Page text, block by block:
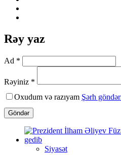
Rəy yaz
Ad *
Rəyiniz *
Oxudum və razıyam Şərh
Göndər
Siyasət